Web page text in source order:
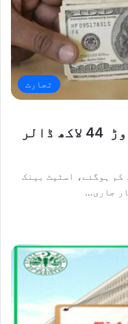
تجارت
زرمبادلہ کے ذخائر 51 کروڑ 44 لاکھ ڈالر
کم ہوگئے، اسٹیٹ بینک
جاری…